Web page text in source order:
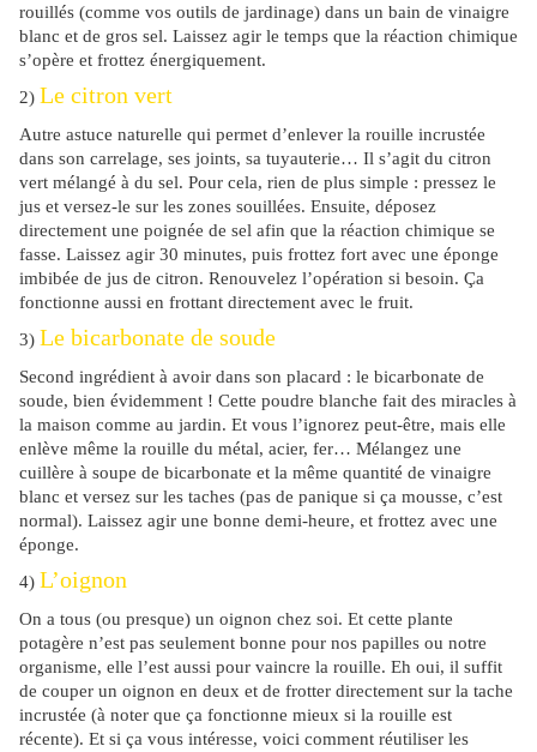
rouillés (comme vos outils de jardinage) dans un bain de vinaigre
blanc et de gros sel. Laissez agir le temps que la réaction chimique
s’opère et frottez énergiquement.
2) Le citron vert
Autre astuce naturelle qui permet d’enlever la rouille incrustée
dans son carrelage, ses joints, sa tuyauterie… Il s’agit du citron
vert mélangé à du sel. Pour cela, rien de plus simple : pressez le
jus et versez-le sur les zones souillées. Ensuite, déposez
directement une poignée de sel afin que la réaction chimique se
fasse. Laissez agir 30 minutes, puis frottez fort avec une éponge
imbibée de jus de citron. Renouvelez l’opération si besoin. Ça
fonctionne aussi en frottant directement avec le fruit.
3) Le bicarbonate de soude
Second ingrédient à avoir dans son placard : le bicarbonate de
soude, bien évidemment ! Cette poudre blanche fait des miracles à
la maison comme au jardin. Et vous l’ignorez peut-être, mais elle
enlève même la rouille du métal, acier, fer… Mélangez une
cuillère à soupe de bicarbonate et la même quantité de vinaigre
blanc et versez sur les taches (pas de panique si ça mousse, c’est
normal). Laissez agir une bonne demi-heure, et frottez avec une
éponge.
4) L’oignon
On a tous (ou presque) un oignon chez soi. Et cette plante
potagère n’est pas seulement bonne pour nos papilles ou notre
organisme, elle l’est aussi pour vaincre la rouille. Eh oui, il suffit
de couper un oignon en deux et de frotter directement sur la tache
incrustée (à noter que ça fonctionne mieux si la rouille est
récente). Et si ça vous intéresse, voici comment réutiliser les